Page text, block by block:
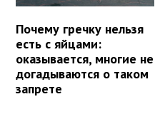
Почему гречку нельзя
есть с яйцами:
оказывается, многие не
догадываются о таком
запрете